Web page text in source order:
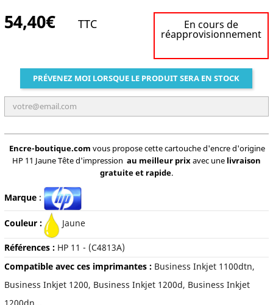
54,40€ TTC En cours de
réapprovisionnement
PRÉVENEZ MOI LORSQUE LE PRODUIT SERA EN STOCK
Encre-boutique.com vous propose cette cartouche d'encre d'origine
HP 11 Jaune Tête d'impression au meilleur prixavec une livraison
gratuite et rapide.
Marque:
Couleur : Jaune
Références : HP 11 - (C4813A)
Compatible avec ces imprimantes : Business Inkjet 1100dtn,
Business Inkjet 1200, Business Inkjet 1200d, Business Inkjet
1200dn...